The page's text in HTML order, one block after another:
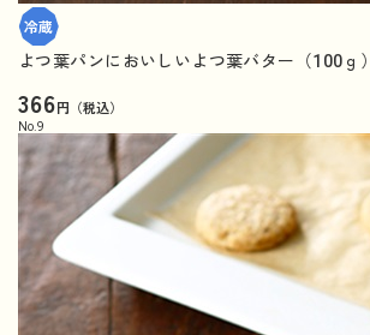
よつ葉パンにおいしいよつ葉バター（100ｇ）
366円（税込）
No. 9